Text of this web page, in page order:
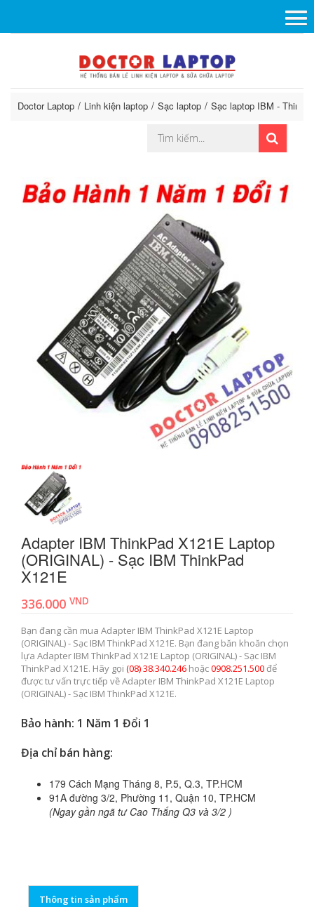
Doctor Laptop Linh kiện laptop Sạc laptop Sạc laptop IBM -
Adapter IBM ThinkPad X121E Laptop
(ORIGINAL) - Sạc IBM ThinkPad
X121E
336.000 VND
Bạn đang cần mua Adapter IBM ThinkPad X121E Laptop
(ORIGINAL) - Sạc IBM ThinkPad X121E. Bạn đang băn khoăn chọn
lựa Adapter IBM ThinkPad X121E Laptop (ORIGINAL) - Sạc IBM
ThinkPad X121E. Hãy gọi (08) 38.340.246 hoặc0908.251.500để
được tư vấn trực tiếp về Adapter IBM ThinkPad X121E Laptop
(ORIGINAL) - Sạc IBM ThinkPad X121E.
Bảo hành: 1 Năm 1 Đổi 1
Địa chỉ bán hàng:
179 Cách Mạng Tháng 8, P.5, Q.3, TP.HCM
91A đường 3/2, Phường 11, Quận 10, TP.HCM
(Ngay gần ngã tư Cao Thắng Q3 và 3/2 )
Thông tin sản phẩm